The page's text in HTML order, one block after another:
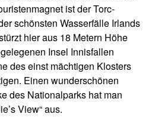
ist der Torc-
schönsten Wasserfälle Irlands
hier aus 18 Metern Höhe
Insel Innisfallen
des einst mächtigen Klosters
Einen wunderschönen
des Nationalparks hat man
View“ aus.